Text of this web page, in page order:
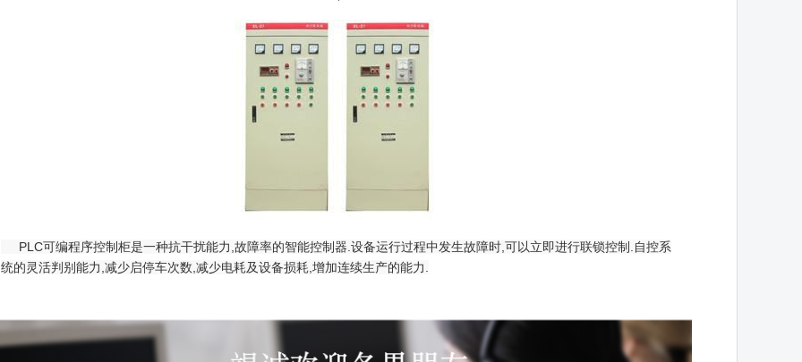
PLC可编程序控制柜是一种抗干扰能力,故障率的智能控制器.设备运行过程中发生故障时,可以立即进行联锁控制.自控系
统的灵活判别能力,减少启停车次数,减少电耗及设备损耗,增加连续生产的能力.